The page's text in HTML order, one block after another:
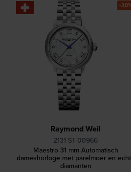
Raymond Weil
2131-ST-00966
Maestro 31 mm Automatisch
dameshorloge met parelmoer en
diamanten
-